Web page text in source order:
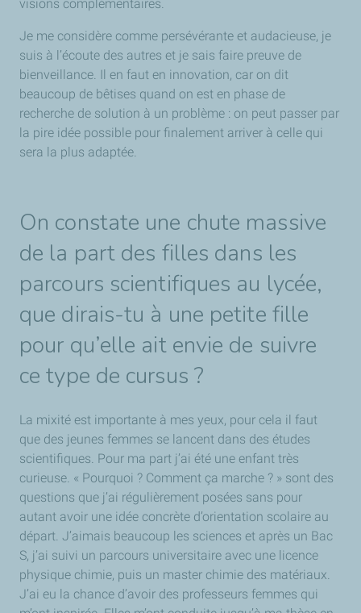
visions complémentaires.
Je me considère comme persévérante et audacieuse, je
suis à l’écoute des autres et je sais faire preuve de
bienveillance. Il en faut en innovation, car on dit
beaucoup de bêtises quand on est en phase de
recherche de solution à un problème : on peut passer par
la pire idée possible pour finalement arriver à celle qui
sera la plus adaptée.
On constate une chute massive
de la part des filles dans les
parcours scientifiques au lycée,
que dirais-tu à une petite fille
pour qu’elle ait envie de suivre
ce type de cursus ?
La mixité est importante à mes yeux, pour cela il faut
que des jeunes femmes se lancent dans des études
scientifiques. Pour ma part j’ai été une enfant très
curieuse. « Pourquoi ? Comment ça marche ? » sont des
questions que j’ai régulièrement posées sans pour
autant avoir une idée concrète d’orientation scolaire au
départ. J’aimais beaucoup les sciences et après un Bac
S, j’ai suivi un parcours universitaire avec une licence
physique chimie, puis un master chimie des matériaux.
J’ai eu la chance d’avoir des professeurs femmes qui